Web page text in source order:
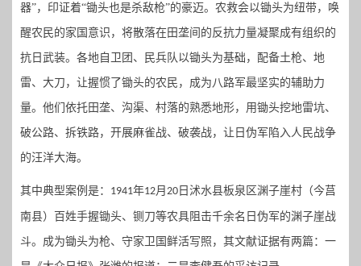
器”，印证着“锄头也是杀敌枪”的豪迈。农救会以锄头为纽带，唤
醒农民的家国意识，将散落在田垄间的反抗力量凝聚成有组织的
抗日武装。各地自卫团、民兵队以锄头为基础，配备土枪、地
雷、大刀，让握惯了锄头的农民，成为八路军最坚实的辅助力
量。他们依托田垄、沟渠、村落的熟悉地形，用锄头挖地雷坑、
破公路、拆铁路，开展麻雀战、破袭战，让日伪军陷入人民战争
的汪洋大海。
其中典型案例是： 1941年12月 20 日沭水县板泉区渊子崖村 （今莒
南县） 百姓手握锄头、 铡刀等农具阻击千余名日伪军的渊子崖战
斗。成为锄头为枪、守家卫国鲜活写照 ， 其文献证据有两篇：一